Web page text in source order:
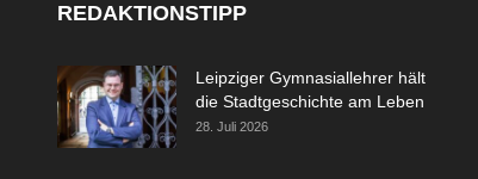
REDAKTIONSTIPP
Leipziger Gymnasiallehrer hält
die Stadtgeschichte am Leben
28. Juli 2026